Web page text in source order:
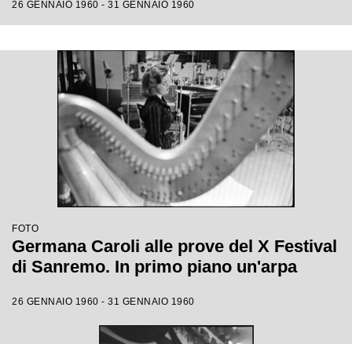
26 GENNAIO 1960 - 31 GENNAIO 1960
FOTO
Germana Caroli alle prove del X Festival
di Sanremo. In primo piano un'arpa
26 GENNAIO 1960 - 31 GENNAIO 1960